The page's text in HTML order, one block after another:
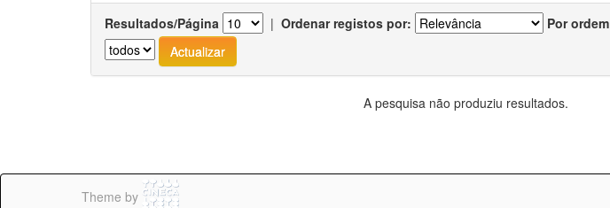
Resultados/Página | Ordenar registos por: Por ordem
A pesquisa não produziu resultados.
Theme by